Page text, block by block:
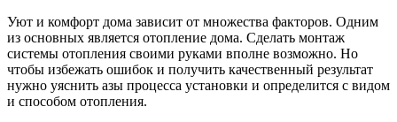
Уют и комфорт дома зависит от множества факторов. Одним
из основных является отопление дома. Сделать монтаж
системы отопления своими руками вполне возможно. Но
чтобы избежать ошибок и получить качественный результат
нужно уяснить азы процесса установки и определится с видом
и способом отопления.